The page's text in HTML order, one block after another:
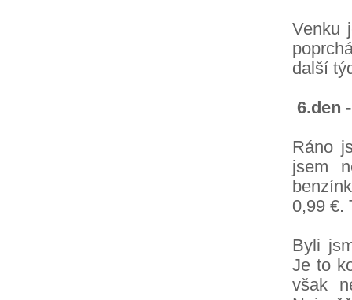
Venku
další
6.den
Ráno
jsem
0,99 €.
Byli
Je to
však